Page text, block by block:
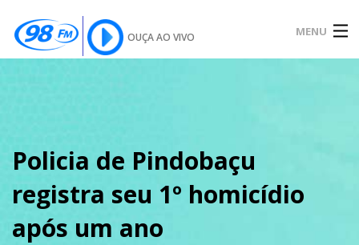
OUÇA AO VIVO MENU
SOBRE
NOTÍCIAS
Policia de Pindobaçu
registra seu 1º homicídio
após um ano